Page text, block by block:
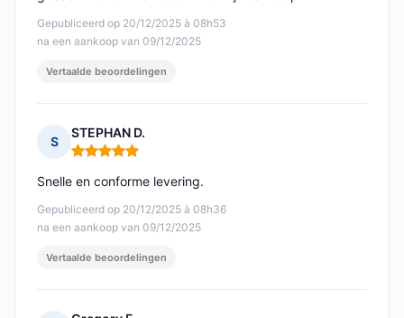
Gepubliceerd op 20/12/2025 à 08h53
na een aankoop van 09/12/2025
Vertaalde beoordelingen
S
STEPHAN D.
Opmerking: 5 van 5
Gepubliceerd op 20/12/2025 à 08h36
na een aankoop van 09/12/2025
Snelle en conforme levering.
Vertaalde beoordelingen